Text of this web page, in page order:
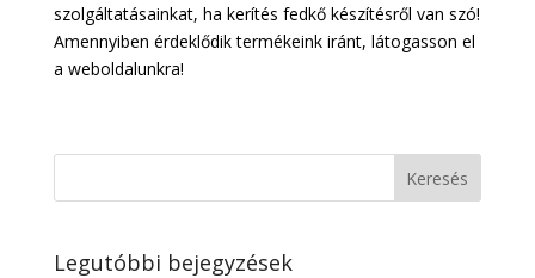
szolgáltatásainkat, ha kerítés fedkő készítésről van szó!
Amennyiben érdeklődik termékeink iránt, látogasson el
a weboldalunkra!
Legutóbbi bejegyzések